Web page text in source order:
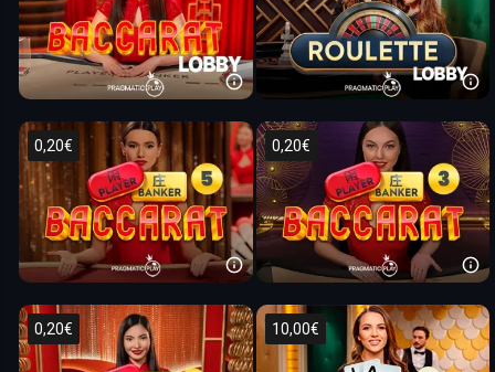
0,20€ 0,20€
0,20€ 10,00€